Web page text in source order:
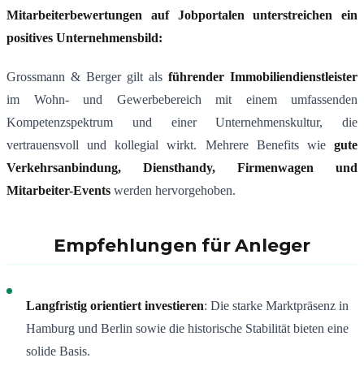
Mitarbeiterbewertungen auf Jobportalen unterstreichen ein
positives Unternehmensbild:
Grossmann & Berger gilt als führender Immobiliendienstleister
im Wohn- und Gewerbebereich mit einem umfassenden
Kompetenzspektrum und einer Unternehmenskultur, die
vertrauensvoll und kollegial wirkt. Mehrere Benefits wie gute
Verkehrsanbindung, Diensthandy, Firmenwagen und
Mitarbeiter-Events werden hervorgehoben.
Empfehlungen für Anleger
Langfristig orientiert investieren: Die starke Marktpräsenz in
Hamburg und Berlin sowie die historische Stabilität bieten eine
solide Basis.